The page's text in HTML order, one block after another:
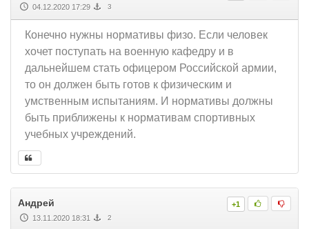
04.12.2020 17:29 3
Конечно нужны нормативы физо. Если человек
хочет поступать на военную кафедру и в
дальнейшем стать офицером Российской армии,
то он должен быть готов к физическим и
умственным испытаниям. И нормативы должны
быть приближены к нормативам спортивных
учебных учреждений.
+1
Андрей
13.11.2020 18:31 2